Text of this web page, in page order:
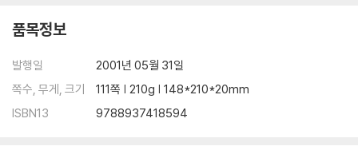
품목정보
발행일
2001년 05월 31일
쪽수, 무게, 크기
111쪽 | 210g | 148*210*20mm
ISBN13
9788937418594